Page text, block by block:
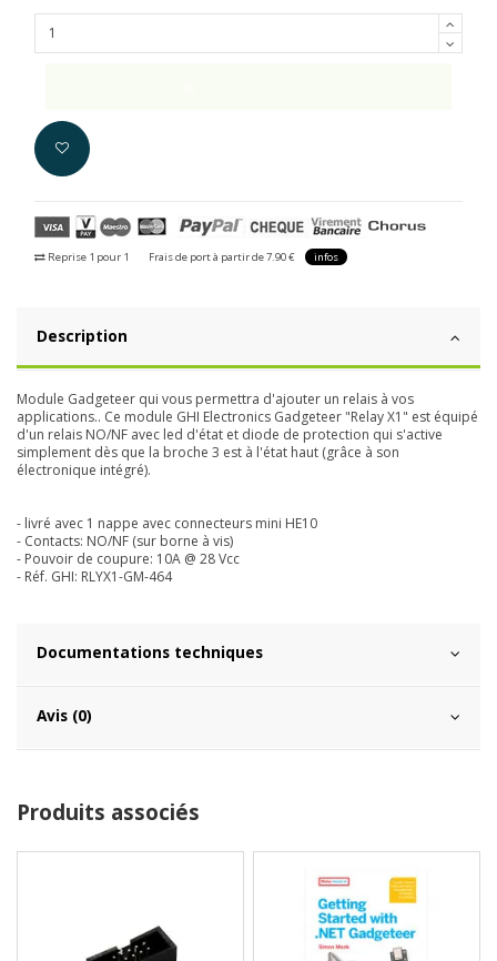
Reprise 1 pour 1 Frais de port à partir de 7.90 € infos
Description
Module Gadgeteer qui vous permettra d'ajouter un relais à vos
applications.. Ce module GHI Electronics Gadgeteer "Relay X1" est équipé
d'un relais NO/NF avec led d'état et diode de protection qui s'active
simplement dès que la broche 3 est à l'état haut (grâce à son
électronique intégré).
- livré avec 1 nappe avec connecteurs mini HE10
- Contacts: NO/NF (sur borne à vis)
- Pouvoir de coupure: 10A @ 28 Vcc
- Réf. GHI: RLYX1-GM-464
Documentations techniques
Avis (0)
Produits associés